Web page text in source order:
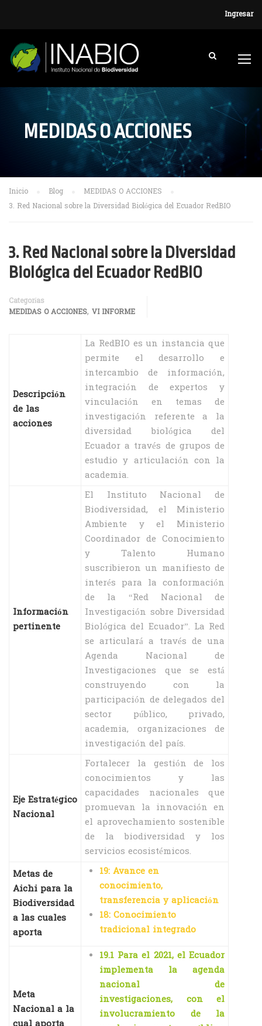
Ingresar
MEDIDAS O ACCIONES
Inicio Blog
MEDIDAS O ACCIONES
3. Red Nacional sobre la Diversidad Biológica del Ecuador RedBIO
3. Red Nacional sobre la Diversidad
Biológica del Ecuador RedBIO
Categorías
MEDIDAS O ACCIONES, VI INFORME
Descripción
de las
acciones
La RedBIO es un instancia que
permite el desarrollo e
intercambio de información,
integración de expertos y
vinculación en temas de
investigación referente a la
diversidad biológica del
Ecuador a través de grupos de
estudio y articulación con la
academia.
Información
pertinente
El Instituto Nacional de
Biodiversidad, el Ministerio
Ambiente y el Ministerio
Coordinador de Conocimiento
y Talento Humano
suscribieron un manifiesto de
interés para la conformación
de la “Red Nacional de
Investigación sobre Diversidad
Biológica del Ecuador”. La Red
se articulará a través de una
Agenda Nacional de
Investigaciones que se está
construyendo con la
participación de delegados del
sector público, privado,
academia, organizaciones de
investigación del país.
Eje Estratégico
Nacional
Fortalecer la gestión de los
conocimientos y las
capacidades nacionales que
promuevan la innovación en
el aprovechamiento sostenible
de la biodiversidad y los
servicios ecosistémicos.
Metas de
Aichi para la
Biodiversidad
a las cuales
aporta
19: Avance en
conocimiento,
transferencia y aplicación
18: Conocimiento
tradicional integrado
Meta
Nacional a la
19.1 Para el 2021, el Ecuador
implementa la agenda
nacional de
investigaciones, con el
involucramiento de la